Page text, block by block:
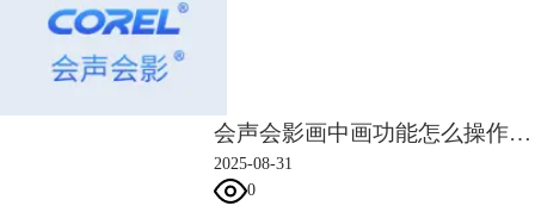
会声会影画中画功能怎么操作 会声会影画中画区域缩放与位置移动步骤
2025-08-31
0